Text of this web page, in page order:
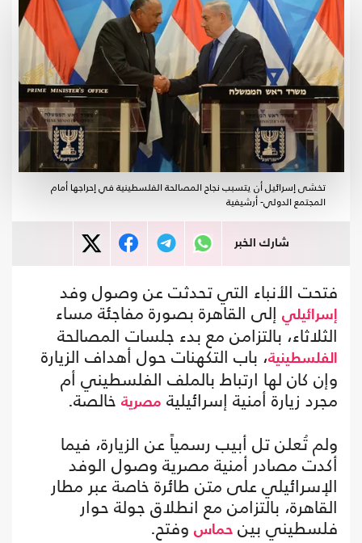
تخشى إسرائيل أن يتسبب نجاح المصالحة الفلسطينية في إحراجها أمام
المجتمع الدولي- أرشيفية
شارك الخبر
فتحت الأنباء التي تحدثت عن وصول وفد
إسرائيلي إلى القاهرة بصورة مفاجئة مساء
الثلاثاء، بالتزامن مع بدء جلسات المصالحة
الفلسطينية، باب التكهنات حول أهداف الزيارة
وإن كان لها ارتباط بالملف الفلسطيني أم
مجرد زيارة أمنية إسرائيلية مصرية خالصة.
ولم تُعلن تل أبيب رسمياً عن الزيارة، فيما
أكدت مصادر أمنية مصرية وصول الوفد
الإسرائيلي على متن طائرة خاصة عبر مطار
القاهرة، بالتزامن مع انطلاق جولة حوار
فلسطيني بين حماس وفتح.